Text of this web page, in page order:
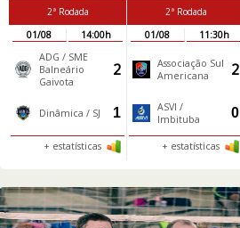
2ª Rodada
01/08
14:00h
ADG / SME
Balneário
Gaivota
2
Dinâmica / SJ 1
+ estatísticas
2ª Rodada
01/08
11:30h
Associação Sul
Americana
2
ASVI /
Imbituba
0
+ estatísticas